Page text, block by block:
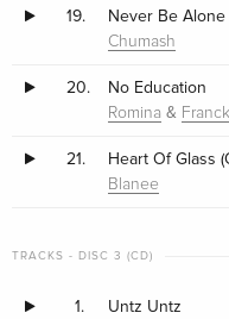
19. Never Be Alone
Chumash
20. No Education
Romina &
21. Heart Of Glass
Blanee
TRACKS - DISC 3 (CD)
1. Untz Untz